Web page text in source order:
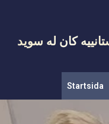
کان له سويد
Startsida